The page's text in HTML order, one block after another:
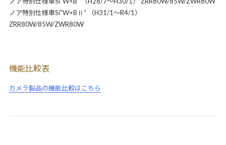
ノア特別仕様車Si“W×BⅡ” （H31/1～R4/1）
ZRR80W/85W/ZWR80W
機能比較表
カメラ製品の機能比較はこちら